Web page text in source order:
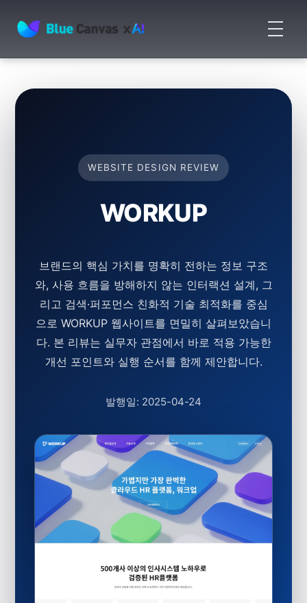
BLUECANVAS
메
뉴
기
WEBSITE DESIGN REVIEW
WORKUP
브랜드의 핵심 가치를 명확히 전하는 정보 구조
와, 사용 흐름을 방해하지 않는 인터랙션 설계, 그
리고 검색·퍼포먼스 친화적 기술 최적화를 중심
으로 WORKUP 웹사이트를 면밀히 살펴보았습니
다. 본 리뷰는 실무자 관점에서 바로 적용 가능한
개선 포인트와 실행 순서를 함께 제안합니다.
발행일: 2025-04-24